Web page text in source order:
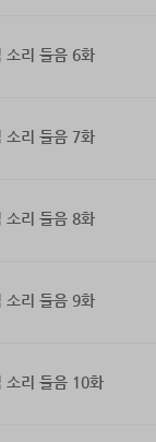
소리 들음 6화
소리 들음 7화
소리 들음 8화
소리 들음 9화
소리 들음 10화